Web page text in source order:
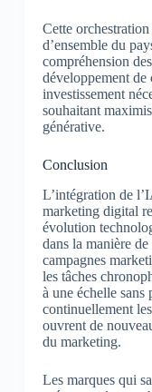
Cette
d’ensemble du
compréhension
développement de
investissement
souhaitant
générative.
Conclusion
L’intégration de
marketing digital
évolution
dans la manière
campagnes
les tâches
à une échelle sans
continuellement
ouvrent de
du marketing.
Les marques qui